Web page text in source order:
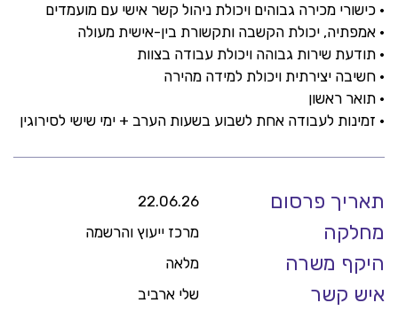
• כישורי מכירה גבוהים ויכולת ניהול קשר אישי עם מועמדים
• אמפתיה, יכולת הקשבה ותקשורת בין-אישית מעולה
• תודעת שירות גבוהה ויכולת עבודה בצוות
• חשיבה יצירתית ויכולת למידה מהירה
• תואר ראשון
• זמינות לעבודה אחת לשבוע בשעות הערב + ימי שישי לסירוגין
תאריך פרסום 22.06.26
מחלקה מרכז ייעוץ והרשמה
היקף משרה מלאה
איש קשר שלי ארביב